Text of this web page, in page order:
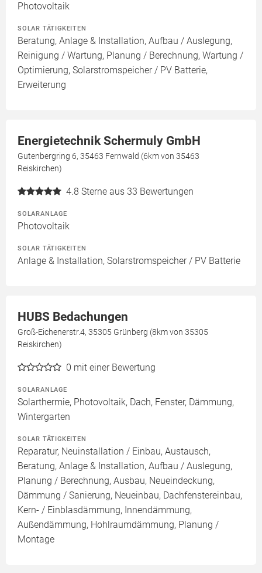
Photovoltaik
SOLAR TÄTIGKEITEN
Beratung, Anlage & Installation, Aufbau / Auslegung,
Reinigung / Wartung, Planung / Berechnung, Wartung /
Optimierung, Solarstromspeicher / PV Batterie,
Erweiterung
Energietechnik Schermuly GmbH
Gutenbergring 6, 35463 Fernwald (6km von 35463
Reiskirchen)
4.8 Sterne aus 33 Bewertungen
SOLARANLAGE
Photovoltaik
SOLAR TÄTIGKEITEN
Anlage & Installation, Solarstromspeicher / PV Batterie
HUBS Bedachungen
Groß-Eichenerstr.4, 35305 Grünberg (8km von 35305
Reiskirchen)
0 mit einer Bewertung
SOLARANLAGE
Solarthermie, Photovoltaik, Dach, Fenster, Dämmung,
Wintergarten
SOLAR TÄTIGKEITEN
Reparatur, Neuinstallation / Einbau, Austausch,
Beratung, Anlage & Installation, Aufbau / Auslegung,
Planung / Berechnung, Ausbau, Neueindeckung,
Dämmung / Sanierung, Neueinbau, Dachfenstereinbau,
Kern- / Einblasdämmung, Innendämmung,
Außendämmung, Hohlraumdämmung, Planung /
Montage